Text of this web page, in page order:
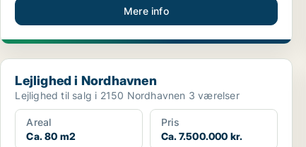
Mere info
Lejlighed i Nordhavnen
Lejlighed i Nordhavnen
Lejlighed til salg i 2150 Nordhavnen 3 værelser
Areal
Ca. 80 m2
Pris
Ca. 7.500.000 kr.